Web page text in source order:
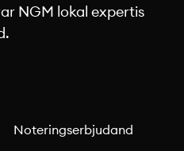
NGM lokal expertis
Noteringserbjudand